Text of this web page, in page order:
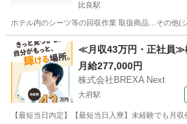
比良駅
ホテル内のシーツ等の回収作業 取扱商品…その
愛知 北名古屋市 比良駅 その他
≪月収43万円・正社員≫
月給277,000円
株式会社BREXA Next
大府駅
【最短当日内定】【最短当日入寮】未経験でも